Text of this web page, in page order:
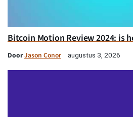
Bitcoin Motion Review 2024: is
DoorJason Conor augustus 3, 2026